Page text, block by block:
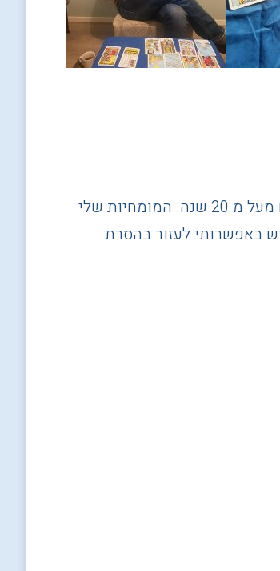
שמי ישראל עובדיה ואני עוסק בתקשור וייעוץ, באמצעות קלפי טארוט וכפות ידיים מעל מ 20 שנה. המומחיות שלי
באפשרותי לעזור בהסרת